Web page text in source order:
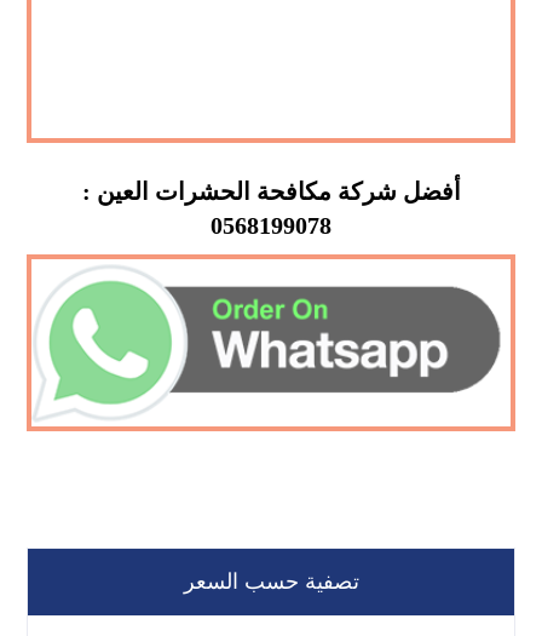
أفضل شركة مكافحة الحشرات العين :
0568199078
تصفية حسب السعر